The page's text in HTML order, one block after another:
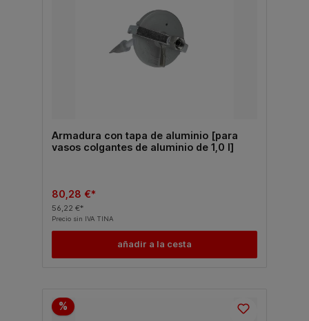
Armadura con tapa de aluminio [para
vasos colgantes de aluminio de 1,0 l]
80,28 €*
56,22 €*
Precio sin IVA TINA
añadir a la cesta
%